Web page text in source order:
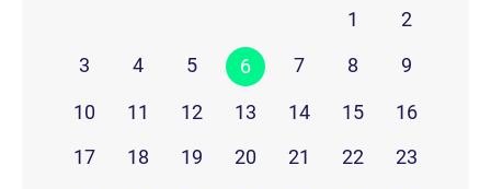
1
2
3
4 5 6 7 8 9
10 11 12 13 14 15
16
17
18 19 20 21 22
23